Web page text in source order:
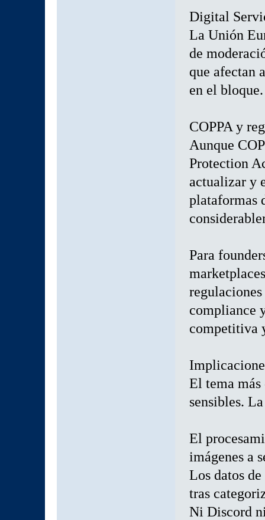
Digital
La Unión
de
que afectan
en el bloque.
COPPA y
Aunque
Protection
actualizar y
plataformas
Para
compliance
competitiva
El tema más
sensibles.
El
imágenes a
Los datos
tras
Ni Discord